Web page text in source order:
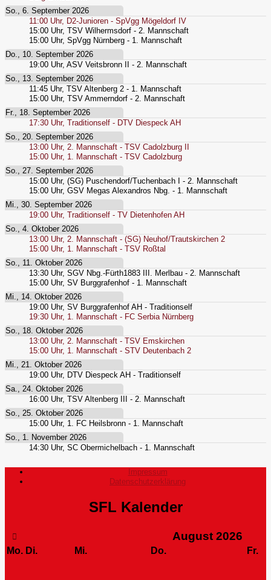
So., 6. September 2026
11:00 Uhr, D2-Junioren - SpVgg Mögeldorf IV
15:00 Uhr, TSV Wilhermsdorf - 2. Mannschaft
15:00 Uhr, SpVgg Nürnberg - 1. Mannschaft
Do., 10. September 2026
19:00 Uhr, ASV Veitsbronn II - 2. Mannschaft
So., 13. September 2026
11:45 Uhr, TSV Altenberg 2 - 1. Mannschaft
15:00 Uhr, TSV Ammerndorf - 2. Mannschaft
Fr., 18. September 2026
17:30 Uhr, Traditionself - DTV Diespeck AH
So., 20. September 2026
13:00 Uhr, 2. Mannschaft - TSV Cadolzburg II
15:00 Uhr, 1. Mannschaft - TSV Cadolzburg
So., 27. September 2026
15:00 Uhr, (SG) Puschendorf/Tuchenbach I - 2. Mannschaft
15:00 Uhr, GSV Megas Alexandros Nbg. - 1. Mannschaft
Mi., 30. September 2026
19:00 Uhr, Traditionself - TV Dietenhofen AH
So., 4. Oktober 2026
13:00 Uhr, 2. Mannschaft - (SG) Neuhof/Trautskirchen 2
15:00 Uhr, 1. Mannschaft - TSV Roßtal
So., 11. Oktober 2026
13:30 Uhr, SGV Nbg.-Fürth1883 III. Merlbau - 2. Mannschaft
15:00 Uhr, SV Burggrafenhof - 1. Mannschaft
Mi., 14. Oktober 2026
19:00 Uhr, SV Burggrafenhof AH - Traditionself
19:30 Uhr, 1. Mannschaft - FC Serbia Nürnberg
So., 18. Oktober 2026
13:00 Uhr, 2. Mannschaft - TSV Emskirchen
15:00 Uhr, 1. Mannschaft - STV Deutenbach 2
Mi., 21. Oktober 2026
19:00 Uhr, DTV Diespeck AH - Traditionself
Sa., 24. Oktober 2026
16:00 Uhr, TSV Altenberg III - 2. Mannschaft
So., 25. Oktober 2026
15:00 Uhr, 1. FC Heilsbronn - 1. Mannschaft
So., 1. November 2026
14:30 Uhr, SC Obermichelbach - 1. Mannschaft
Impressum
Datenschutzerklärung
SFL Kalender
August 2026
Mo. Di. Mi. Do. Fr.